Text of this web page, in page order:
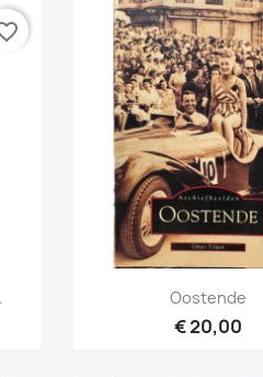
Snel
Oostende
€ 20,00